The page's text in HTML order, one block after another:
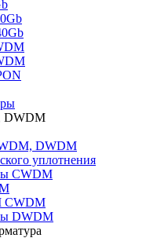
DWDM
DWDM
уплотнения
CWDM
CWDM
DWDM